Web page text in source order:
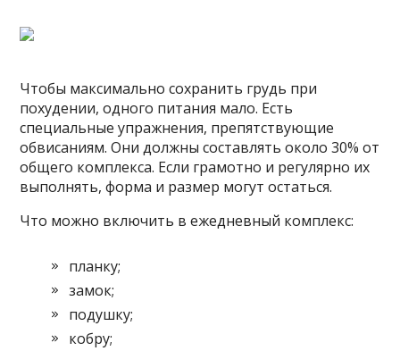
Чтобы максимально сохранить грудь при
похудении, одного питания мало. Есть
специальные упражнения, препятствующие
обвисаниям. Они должны составлять около 30% от
общего комплекса. Если грамотно и регулярно их
выполнять, форма и размер могут остаться.
Что можно включить в ежедневный комплекс:
планку;
замок;
подушку;
кобру;